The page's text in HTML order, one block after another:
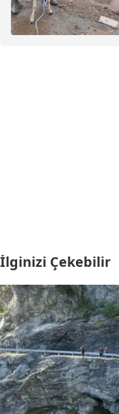
İlginizi Çekebilir